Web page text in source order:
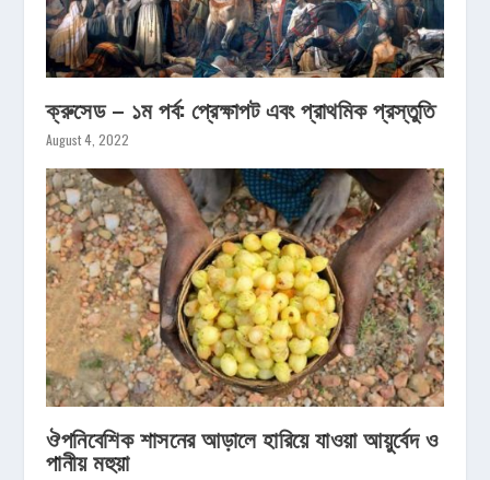
ক্রুসেড – ১ম পর্ব: প্রেক্ষাপট এবং প্রাথমিক প্রস্তুতি
August 4, 2022
ঔপনিবেশিক শাসনের আড়ালে হারিয়ে যাওয়া আয়ুর্বেদ ও
পানীয় মহুয়া